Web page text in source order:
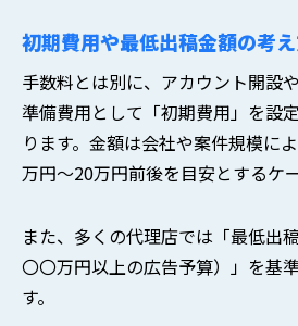
初期費用や最低出稿金額の考
手数料とは別に、アカウント開設
準備費用として「初期費用」を設
ります。金額は会社や案件規模に
万円〜20万円前後を目安とするケ
また、多くの代理店では「最低出
〇〇万円以上の広告予算）」を基
す。